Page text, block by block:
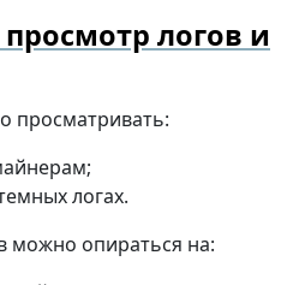
логов и
просматривать:
логах.
можно опираться на: